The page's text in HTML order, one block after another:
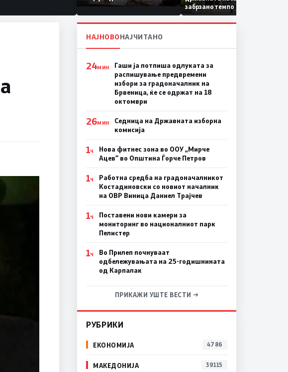
Коридор 8, Македонија
станува раскрсница на
Балканот
забрзано темпо
НАЈНОВОНАЈЧИТАНО
24МИН
Гаши ја потпиша одлуката за
распишување предвремени
избори за градоначалник на
Брвеница, ќе се одржат на 18
октомври
26МИН
Седница на Државната изборна
комисија
1Ч
Нова фитнес зона во ООУ „Мирче
Ацев“ во Општина Ѓорче Петров
1Ч
Работна средба на градоначалникот
Костадиновски со новиот началник
на ОВР Виница Даниел Трајчев
1Ч
Поставени нови камери за
мониторинг во националниот парк
Пелистер
1Ч
Во Прилеп почнуваат
одбележувањата на 25-годишнината
од Карпалак
ПРИКАЖИ УШТЕ ВЕСТИ →
РУБРИКИ
ЕКОНОМИЈА 4786
МАКЕДОНИЈА 39115